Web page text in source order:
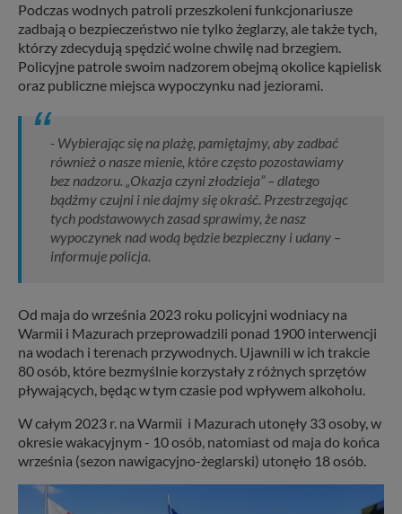
Podczas wodnych patroli przeszkoleni funkcjonariusze
zadbają o bezpieczeństwo nie tylko żeglarzy, ale także tych,
którzy zdecydują spędzić wolne chwilę nad brzegiem.
Policyjne patrole swoim nadzorem obejmą okolice kąpielisk
oraz publiczne miejsca wypoczynku nad jeziorami.
- Wybierając się na plażę, pamiętajmy, aby zadbać
również o nasze mienie, które często pozostawiamy
bez nadzoru. „Okazja czyni złodzieja” – dlatego
bądźmy czujni i nie dajmy się okraść. Przestrzegając
tych podstawowych zasad sprawimy, że nasz
wypoczynek nad wodą będzie bezpieczny i udany –
informuje policja.
Od maja do września 2023 roku policyjni wodniacy na
Warmii i Mazurach przeprowadzili ponad 1900 interwencji
na wodach i terenach przywodnych. Ujawnili w ich trakcie
80 osób, które bezmyślnie korzystały z różnych sprzętów
pływających, będąc w tym czasie pod wpływem alkoholu.
W całym 2023 r. na Warmii i Mazurach utonęły 33 osoby, w
okresie wakacyjnym - 10 osób, natomiast od maja do końca
września (sezon nawigacyjno-żeglarski) utonęło 18 osób.